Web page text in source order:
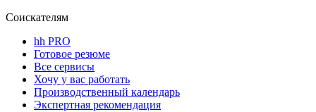
Соискателям
hh PRO
Готовое резюме
Все сервисы
Хочу у вас работать
Производственный календарь
Экспертная рекомендация